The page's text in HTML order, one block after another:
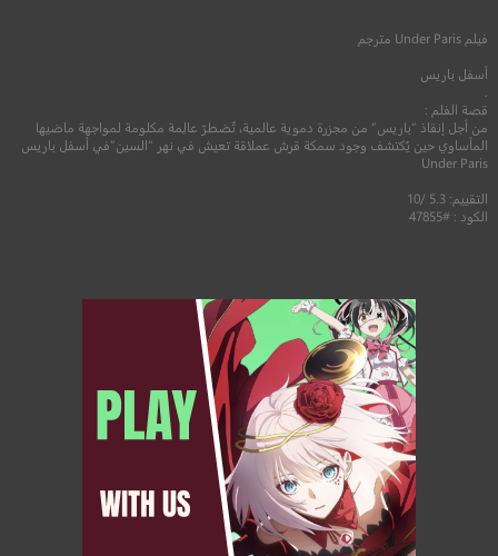
فيلم Under Paris مترجم
أسفل باريس
قصة الفلم :
من أجل إنقاذ “باريس” من مجزرة دموية عالمية، تُضطرّ عالِمة مكلومة لمواجهة ماضيها
المأساوي حين يُكتشف وجود سمكة قرش عملاقة تعيش في نهر “السين”في أسفل باريس
Under Paris
التقييم: 5.3 /10
الكود : #47855